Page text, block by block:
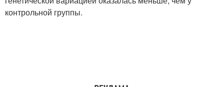
контрольной группы.